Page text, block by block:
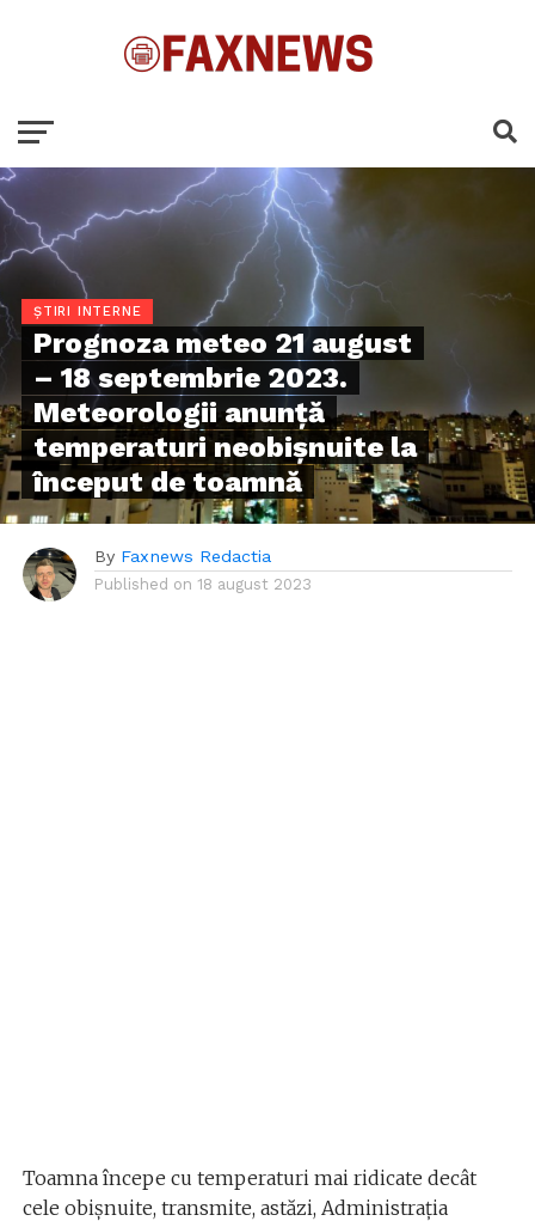
ȘTIRI INTERNE
Prognoza meteo 21 august
– 18 septembrie 2023.
Meteorologii anunţă
temperaturi neobişnuite la
început de toamnă
By Faxnews Redactia
Published on 18 august 2023
Toamna începe cu temperaturi mai ridicate decât
cele obișnuite, transmite, astăzi, Administrația